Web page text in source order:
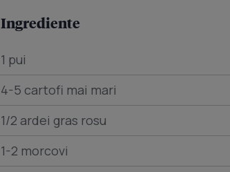
Ingrediente
1 pui
4-5 cartofi mai mari
1/2 ardei gras rosu
1-2 morcovi